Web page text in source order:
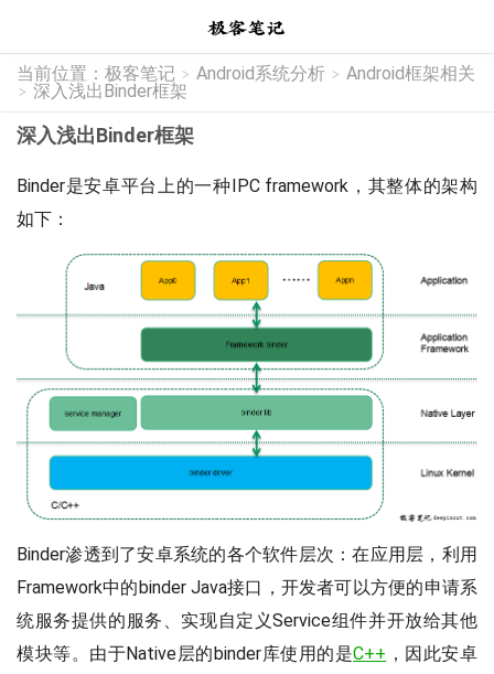
当前位置： 极客笔记 > Android系统分析 > Android框架相关
> 深入浅出Binder框架
深入浅出Binder框架
Binder是安卓平台上的一种IPC framework，其整体的架构
如下：
Binder渗透到了安卓系统的各个软件层次：在应用层，利用
Framework中的binder Java接口，开发者可以方便的申请系
统服务提供的服务、实现自定义Service组件并开放给其他
模块等。由于Native层的binder库使用的是C++ ，因此安卓